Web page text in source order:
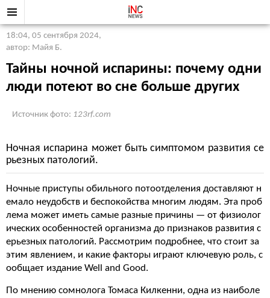
18:04, 05 сентября 2024,
автор: Майя Б.
Тайны ночной испарины: почему одни
люди потеют во сне больше других
Источник фото: 123rf.com
Ночная испарина может быть симптомом развития се
рьезных патологий.
Ночные приступы обильного потоотделения доставляют н
емало неудобств и беспокойства многим людям. Эта проб
лема может иметь самые разные причины — от физиолог
ических особенностей организма до признаков развития с
ерьезных патологий. Рассмотрим подробнее, что стоит за
этим явлением, и какие факторы играют ключевую роль, с
ообщает издание Well and Good.
По мнению сомнолога Томаса Килкенни, одна из наиболе